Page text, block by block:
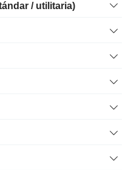
/ utilitaria)